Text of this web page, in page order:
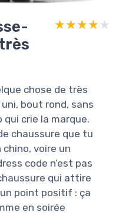
★★★★★
★★★★★
chose de très
bout rond, sans
crie la marque.
chaussure que tu
voire un
code n’est pas
qui attire
point positif : ça
en soirée